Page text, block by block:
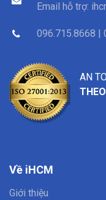
Về iHCM
Giới thiệu
AN
Email hỗ trợ:
096.715.8668 |